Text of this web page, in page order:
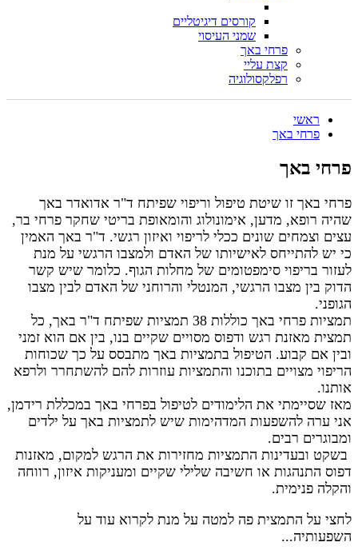
קורסים דיגיטליים
שמני העיסוי
פרחי באך
קצת עליי
רפלקסולוגיה
ראשי
פרחי באך
פרחי באך
פרחי באך זו שיטת טיפול וריפוי שפיתח ד"ר אדואדר באך
שהיה רופא, מדען, אימונולוג והומאופת בריטי שחקר פרחי בר,
עצים וצמחים שונים ככלי לריפוי ואיזון רגשי. ד"ר באך האמין
כי יש להתייחס לאישיותו של האדם ולמצבו הרגשי על מנת
לעזור בריפוי סימפטומים של מחלות הגוף. כלומר שיש קשר
הדוק בין מצבו הרגשי, המנטלי והרוחני של האדם לבין מצבו
הגופני.
תמציות פרחי באך כוללות 38 תמציות שפיתח ד"ר באך, כל
תמצית מאזנת רגש ודפוס מסויים שקיים בנו, בין אם הוא זמני
ובין אם קבוע. הטיפול בתמציות באך מתבסס על כך שכוחות
הריפוי מצויים בתוכנו והתמציות עוזרות להם להשתחרר ולרפא
אותנו.
מאז שסיימתי את הלימודים לטיפול בפרחי באך במכללת רידמן,
אני ערה להשפעות המדהימות שיש לתמציות באך על ילדים
ומבוגרים רבים.
בשקט ובעדינות התמציות מחזירות את הרגש למקום, מאזנות
דפוס התנהגות או חשיבה שלילי שקיים ומעניקות איזון, רווחה
והקלה פנימית.
לחצי על התמצית פה למטה על מנת לקרוא עוד על
השפעותיה...